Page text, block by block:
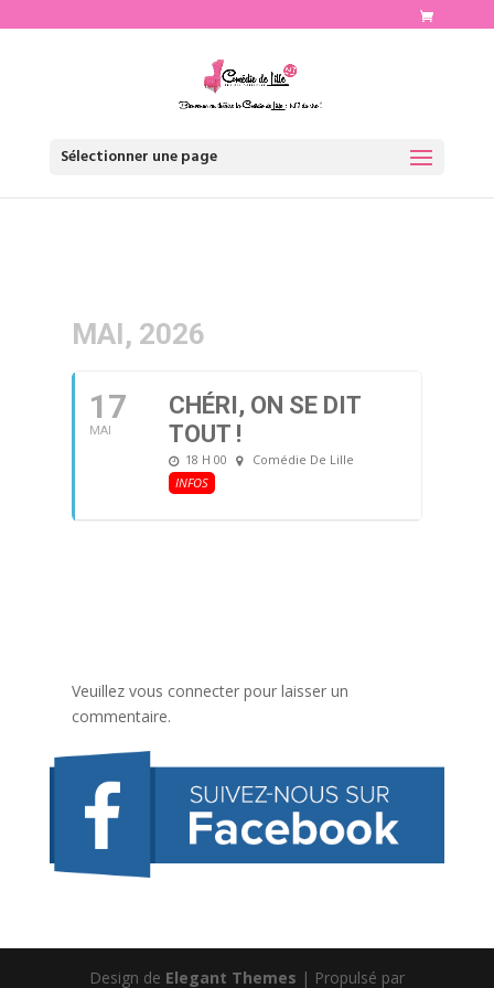
Sélectionner une page
MAI, 2026
17
MAI
CHÉRI, ON SE DIT
TOUT !
18 H 00
Comédie De Lille
INFOS
Veuillez vous connecter pour laisser un
commentaire.
Design de Elegant Themes | Propulsé par